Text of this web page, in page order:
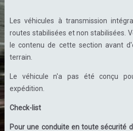
Les véhicules à transmission
routes stabilisées et non stabilisées.
le contenu de cette section avant
terrain.
Le véhicule n'a pas été conçu
expédition.
Check-list
Pour une conduite en toute sécurité